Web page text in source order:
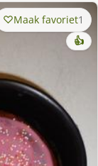
Maak favoriet1
👍